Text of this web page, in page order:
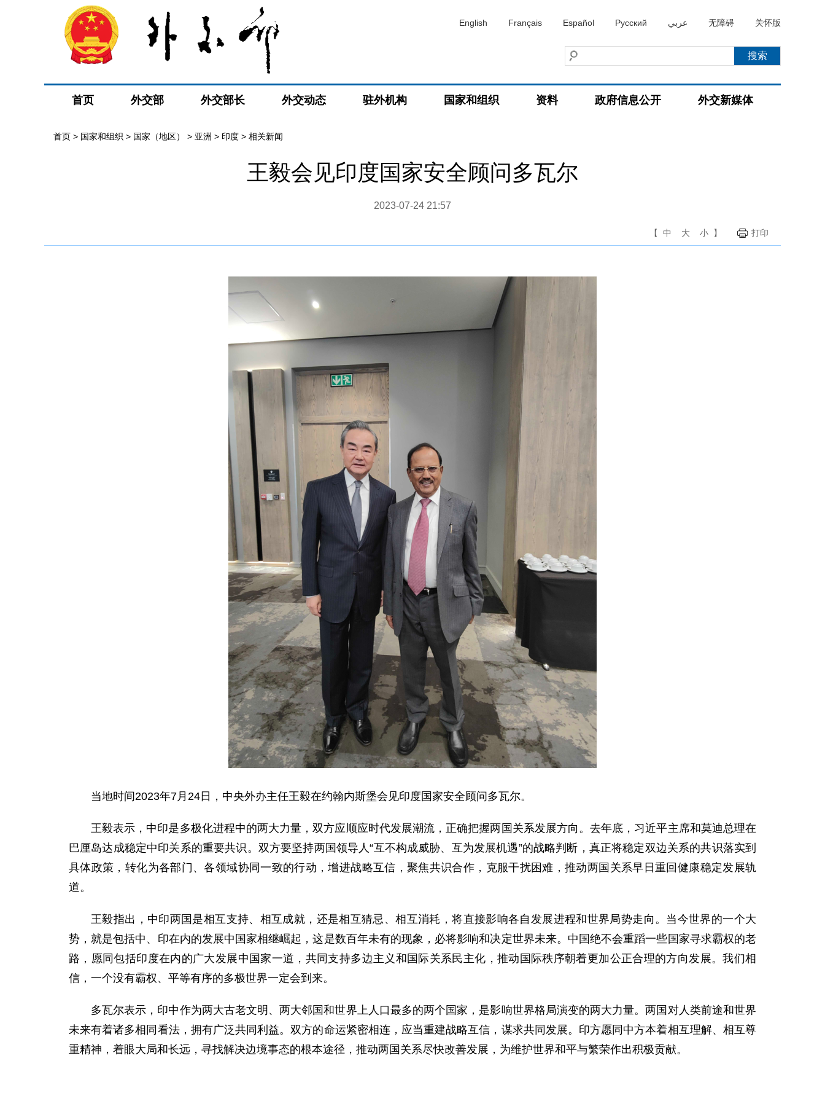
English Français Español Русский عربي 无障碍 关怀版
首页 外交部 外交部长 外交动态 驻外机构 国家和组织 资料 政府信息公开 外交新媒体
首页 > 国家和组织 > 国家（地区） > 亚洲 > 印度 > 相关新闻
王毅会见印度国家安全顾问多瓦尔
2023-07-24 21:57
【 中 大 小 】 打印
当地时间2023年7月24日，中央外办主任王毅在约翰内斯堡会见印度国家安全顾问多瓦尔。
王毅表示，中印是多极化进程中的两大力量，双方应顺应时代发展潮流，正确把握两国关系发展方向。去年底，习近平主席和莫迪总理在
巴厘岛达成稳定中印关系的重要共识。双方要坚持两国领导人“互不构成威胁、互为发展机遇”的战略判断，真正将稳定双边关系的共识落实到
具体政策，转化为各部门、各领域协同一致的行动，增进战略互信，聚焦共识合作，克服干扰困难，推动两国关系早日重回健康稳定发展轨
道。
王毅指出，中印两国是相互支持、相互成就，还是相互猜忌、相互消耗，将直接影响各自发展进程和世界局势走向。当今世界的一个大
势，就是包括中、印在内的发展中国家相继崛起，这是数百年未有的现象，必将影响和决定世界未来。中国绝不会重蹈一些国家寻求霸权的老
路，愿同包括印度在内的广大发展中国家一道，共同支持多边主义和国际关系民主化，推动国际秩序朝着更加公正合理的方向发展。我们相
信，一个没有霸权、平等有序的多极世界一定会到来。
多瓦尔表示，印中作为两大古老文明、两大邻国和世界上人口最多的两个国家，是影响世界格局演变的两大力量。两国对人类前途和世界
未来有着诸多相同看法，拥有广泛共同利益。双方的命运紧密相连，应当重建战略互信，谋求共同发展。印方愿同中方本着相互理解、相互尊
重精神，着眼大局和长远，寻找解决边境事态的根本途径，推动两国关系尽快改善发展，为维护世界和平与繁荣作出积极贡献。